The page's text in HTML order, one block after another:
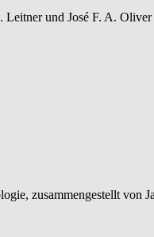
Leitner und José F. A.
zusammengestellt